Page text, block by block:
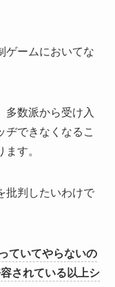
ゲームにおいてな
多数派から受け入
ヂできなくなるこ
す。
批判したいわけで
ていてやらないの
されている以上シ